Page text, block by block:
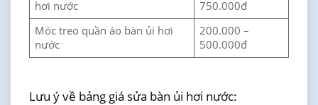
hơi nước
750.000đ
Móc treo quần áo bàn ủi hơi
nước
200.000 –
500.000đ
Lưu ý về bảng giá sửa bàn ủi hơi nước: